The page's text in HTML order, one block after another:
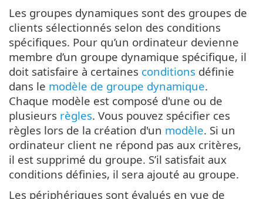
Les groupes dynamiques sont des groupes de
clients sélectionnés selon des conditions
spécifiques. Pour qu’un ordinateur devienne
membre d’un groupe dynamique spécifique, il
doit satisfaire à certaines conditions définie
dans le modèle de groupe dynamique.
Chaque modèle est composé d'une ou de
plusieurs règles. Vous pouvez spécifier ces
règles lors de la création d'un modèle. Si un
ordinateur client ne répond pas aux critères,
il est supprimé du groupe. S’il satisfait aux
conditions définies, il sera ajouté au groupe.
Les périphériques sont évalués en vue de